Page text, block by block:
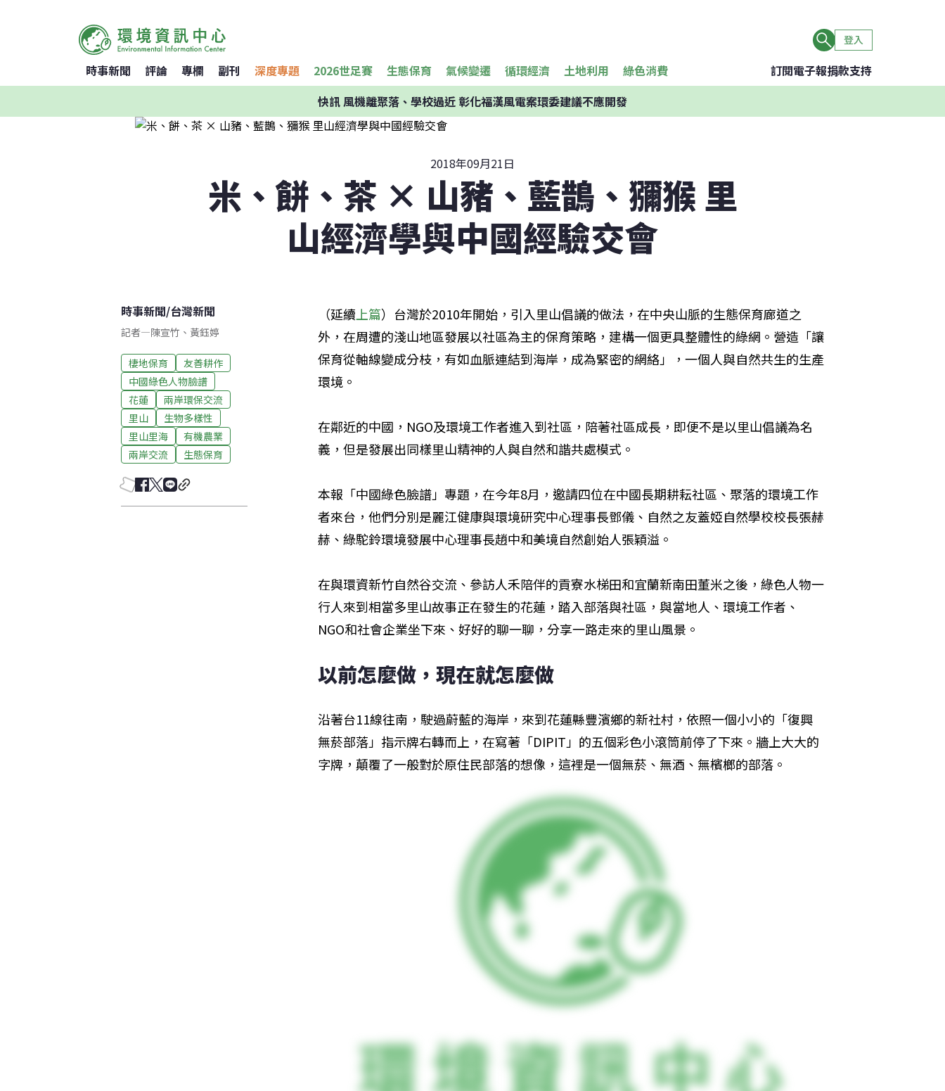
登入
時事新聞 評論 專欄 副刊 深度專題 2026世足賽 生態保育 氣候變遷 循環經濟 土地利用 綠色消費 訂閱電子報捐款支持
快訊風機離聚落、學校過近 彰化福漢風電案環委建議不應開發
2018年09月21日
米、餅、茶 × 山豬、藍鵲、獼猴 里
山經濟學與中國經驗交會
時事新聞/台灣新聞
記者—陳宣竹 、 黃鈺婷
棲地保育
友善耕作
中國綠色人物臉譜
花蓮
兩岸環保交流
里山
生物多樣性
里山里海
有機農業
兩岸交流
生態保育
（延續 上篇）台灣於2010年開始，引入里山倡議的做法，在中央山脈的生態保育廊道之
外，在周遭的淺山地區發展以社區為主的保育策略，建構一個更具整體性的綠網。營造「讓
保育從軸線變成分枝，有如血脈連結到海岸，成為緊密的網絡」，一個人與自然共生的生產
環境。
在鄰近的中國，NGO及環境工作者進入到社區，陪著社區成長，即便不是以里山倡議為名
義，但是發展出同樣里山精神的人與自然和諧共處模式。
本報「中國綠色臉譜」專題，在今年8月，邀請四位在中國長期耕耘社區、聚落的環境工作
者來台，他們分別是麗江健康與環境研究中心理事長鄧儀、自然之友蓋婭自然學校校長張赫
赫、綠駝鈴環境發展中心理事長趙中和美境自然創始人張穎溢。
在與環資新竹自然谷交流、參訪人禾陪伴的貢寮水梯田和宜蘭新南田董米之後，綠色人物一
行人來到相當多里山故事正在發生的花蓮，踏入部落與社區，與當地人、環境工作者、
NGO和社會企業坐下來、好好的聊一聊，分享一路走來的里山風景。
以前怎麼做，現在就怎麼做
沿著台11線往南，駛過蔚藍的海岸，來到花蓮縣豐濱鄉的新社村，依照一個小小的「復興
無菸部落」指示牌右轉而上，在寫著「DIPIT」的五個彩色小滾筒前停了下來。牆上大大的
字牌，顛覆了一般對於原住民部落的想像，這裡是一個無菸、無酒、無檳榔的部落。